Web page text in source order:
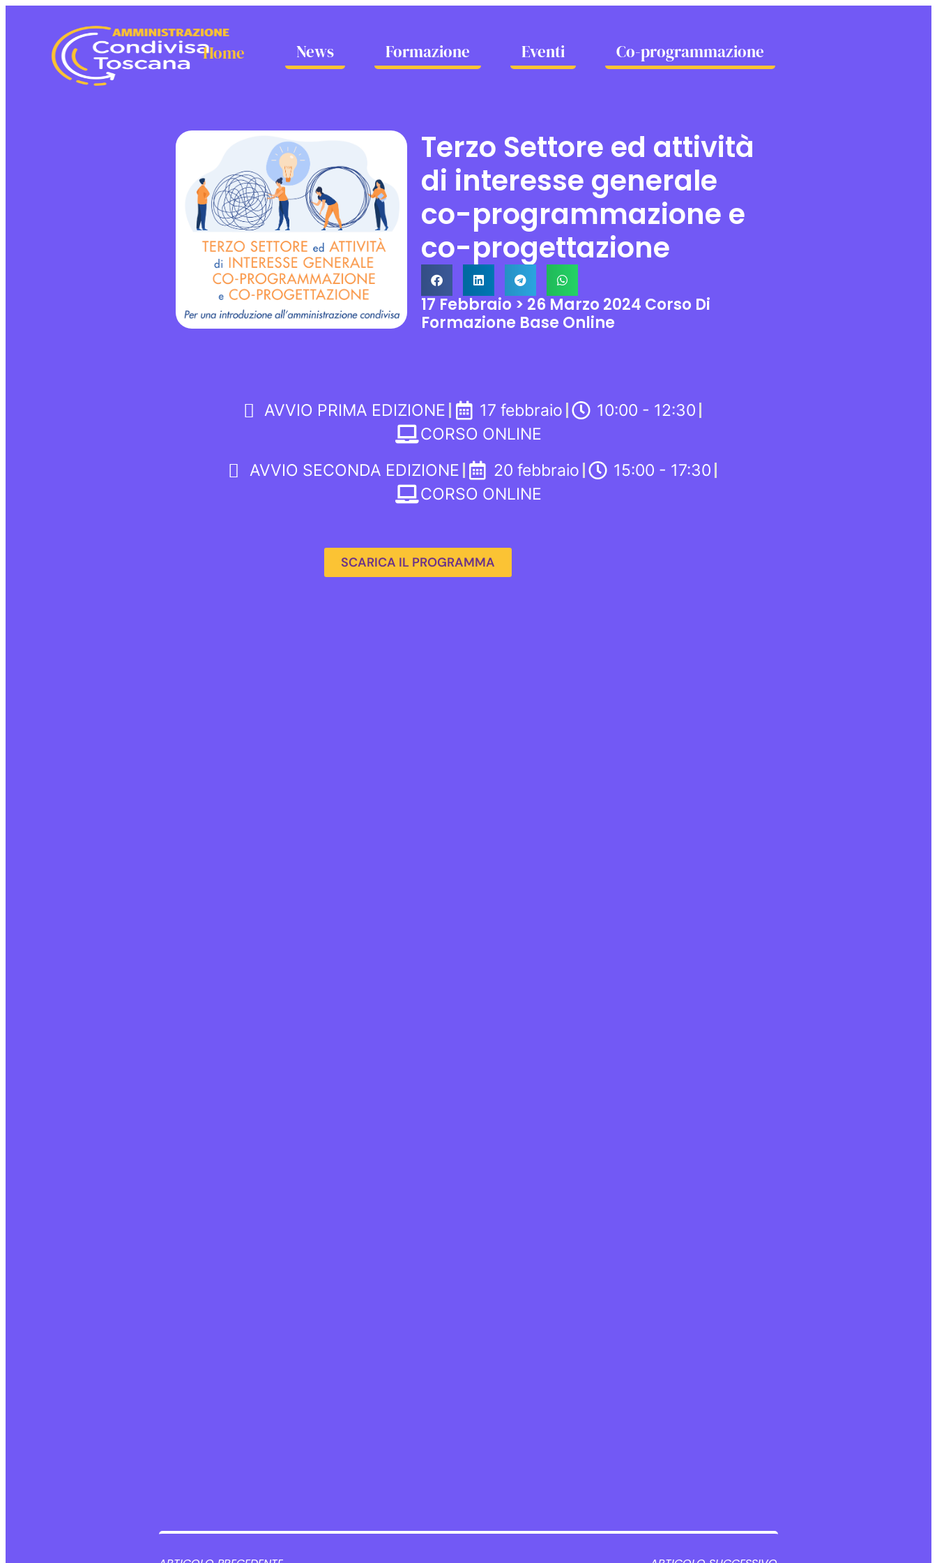
Home News Formazione Eventi Co-programmazione
Terzo Settore ed attività
di interesse generale
co-programmazione e
co-progettazione
17 Febbraio > 26 Marzo 2024 Corso Di
Formazione Base Online
AVVIO PRIMA EDIZIONE 17 febbraio
10:00 - 12:30
CORSO ONLINE
AVVIO SECONDA EDIZIONE
20 febbraio
15:00 - 17:30
CORSO ONLINE
SCARICA IL PROGRAMMA